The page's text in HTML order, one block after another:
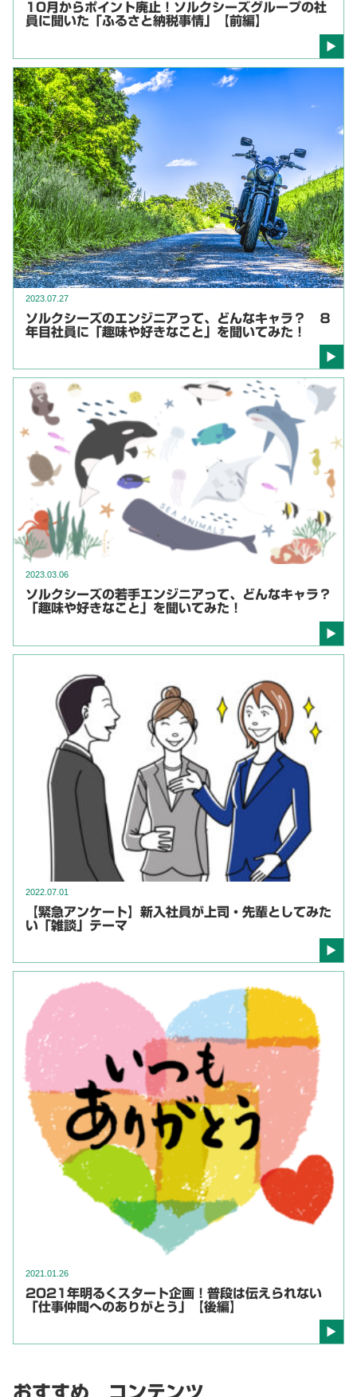
10月からポイント廃止！ソルクシーズグループの社
員に聞いた「ふるさと納税事情」【前編】
2023.07.27
ソルクシーズのエンジニアって、どんなキャラ？ ８
年目社員に「趣味や好きなこと」を聞いてみた！
2023.03.06
ソルクシーズの若手エンジニアって、どんなキャラ？
「趣味や好きなこと」を聞いてみた！
2022.07.01
【緊急アンケート】新入社員が上司・先輩としてみた
い「雑談」テーマ
2021.01.26
2021年明るくスタート企画！普段は伝えられない
「仕事仲間へのありがとう」【後編】
おすすめ コンテンツ